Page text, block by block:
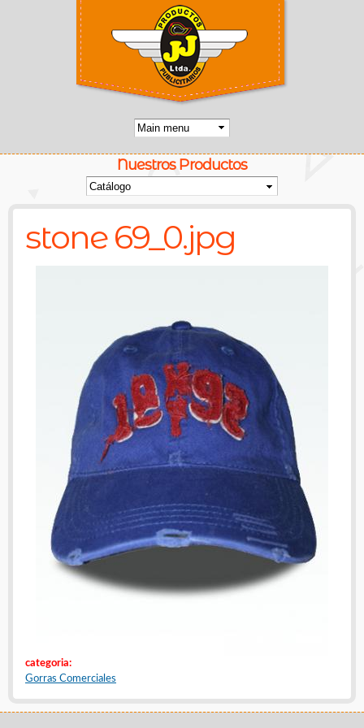
Pasar al
contenido
principal
Usted está aquíNuestros Productos
stone 69_0.jpg
categoria:
Gorras Comerciales